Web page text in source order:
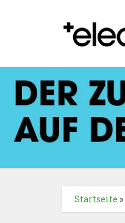
Startseite »